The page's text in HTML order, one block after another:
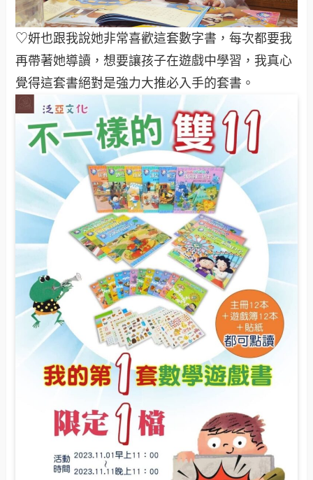
♡妍也跟我說她非常喜歡這套數字書，每次都要我
再帶著她導讀，想要讓孩子在遊戲中學習，我真心
覺得這套書絕對是強力大推必入手的套書。